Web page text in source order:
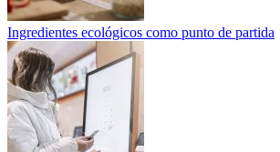
Ingredientes ecológicos como punto de partida